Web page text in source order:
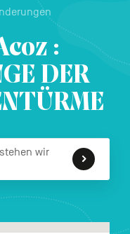
:
DER
stehen wir